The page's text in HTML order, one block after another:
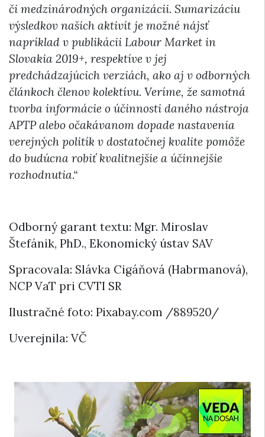
či medzinárodných organizácii. Sumarizáciu
výsledkov našich aktivít je možné nájsť
napríklad v publikácii Labour Market in
Slovakia 2019+, respektíve v jej
predchádzajúcich verziách, ako aj v odborných
článkoch členov kolektívu. Veríme, že samotná
tvorba informácie o účinnosti daného nástroja
APTP alebo očakávanom dopade nastavenia
verejných politík v dostatočnej kvalite pomôže
do budúcna robiť kvalitnejšie a účinnejšie
rozhodnutia.“
Odborný garant textu: Mgr. Miroslav
Štefánik, PhD., Ekonomický ústav SAV
Spracovala: Slávka Cigáňová (Habrmanová),
NCP VaT pri CVTI SR
Ilustračné foto: Pixabay.com /889520/
Uverejnila: VČ